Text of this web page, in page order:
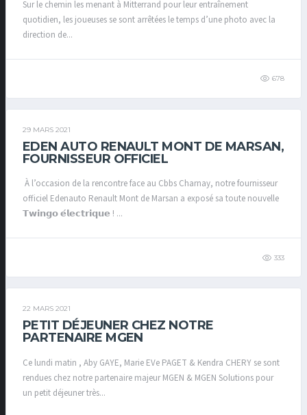
Sur le chemin les menant à Mitterrand pour leur entraînement
quotidien, les joueuses se sont arrêtées le temps d’une photo avec la
direction de...
678
29 MARS 2021
EDEN AUTO RENAULT MONT DE MARSAN,
FOURNISSEUR OFFICIEL
À l’occasion de la rencontre face au Cbbs Charnay, notre fournisseur
officiel Edenauto Renault Mont de Marsan a exposé sa toute nouvelle
𝗧𝘄𝗶𝗻𝗴𝗼 𝗲́𝗹𝗲𝗰𝘁𝗿𝗶𝗾𝘂𝗲 ! ...
333
22 MARS 2021
PETIT DÉJEUNER CHEZ NOTRE
PARTENAIRE MGEN
Ce lundi matin , Aby GAYE, Marie EVe PAGET & Kendra CHERY se sont
rendues chez notre partenaire majeur MGEN & MGEN Solutions pour
un petit déjeuner très...